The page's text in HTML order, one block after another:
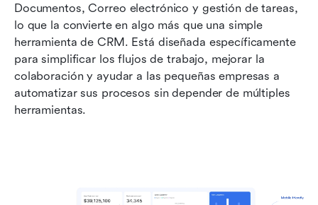
Documentos, Correo electrónico y gestión de tareas,
lo que la convierte en algo más que una simple
herramienta de CRM. Está diseñada específicamente
para simplificar los flujos de trabajo, mejorar la
colaboración y ayudar a las pequeñas empresas a
automatizar sus procesos sin depender de múltiples
herramientas.